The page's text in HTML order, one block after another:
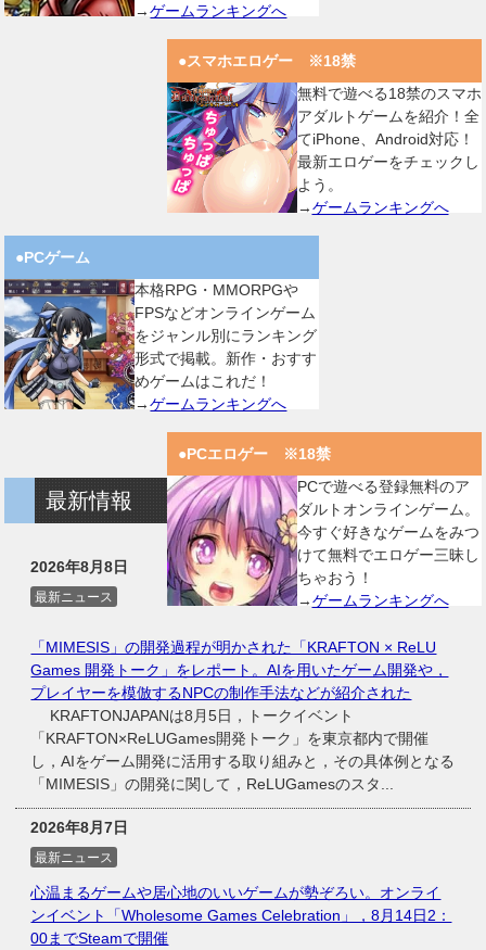
→ゲームランキングへ
●スマホエロゲー ※18禁
無料で遊べる18禁のスマホ
アダルトゲームを紹介！全
てiPhone、Android対応！
最新エロゲーをチェックし
よう。
→ゲームランキングへ
●PCゲーム
本格RPG・MMORPGや
FPSなどオンラインゲーム
をジャンル別にランキング
形式で掲載。新作・おすす
めゲームはこれだ！
→ゲームランキングへ
●PCエロゲー ※18禁
PCで遊べる登録無料のア
ダルトオンラインゲーム。
今すぐ好きなゲームをみつ
けて無料でエロゲー三昧し
ちゃおう！
→ゲームランキングへ
最新情報
2026年8月8日
最新ニュース
「MIMESIS」の開発過程が明かされた「KRAFTON × ReLU
Games 開発トーク」をレポート。AIを用いたゲーム開発や，
プレイヤーを模倣するNPCの制作手法などが紹介された
KRAFTONJAPANは8月5日，トークイベント
「KRAFTON×ReLUGames開発トーク」を東京都内で開催
し，AIをゲーム開発に活用する取り組みと，その具体例となる
「MIMESIS」の開発に関して，ReLUGamesのスタ...
2026年8月7日
最新ニュース
心温まるゲームや居心地のいいゲームが勢ぞろい。オンライ
ンイベント「Wholesome Games Celebration」，8月14日2：
00までSteamで開催